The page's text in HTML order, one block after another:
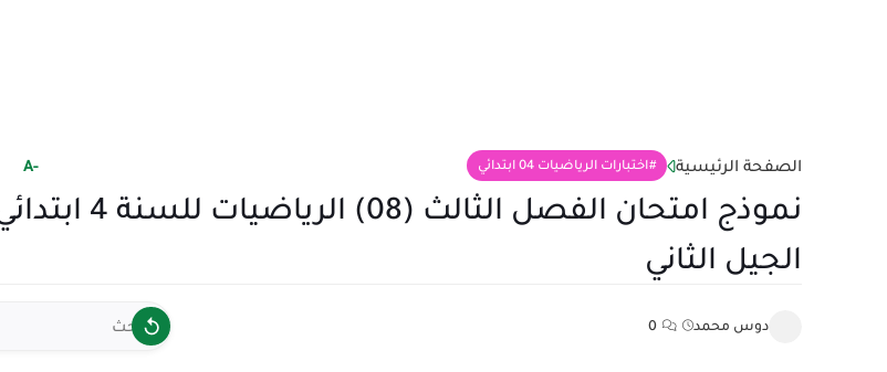
الصفحة الرئيسية اختبارات الرياضيات 04 ابتدائي -A
نموذج امتحان الفصل الثالث (08) الرياضيات
الجيل الثاني
دوس محمد 0